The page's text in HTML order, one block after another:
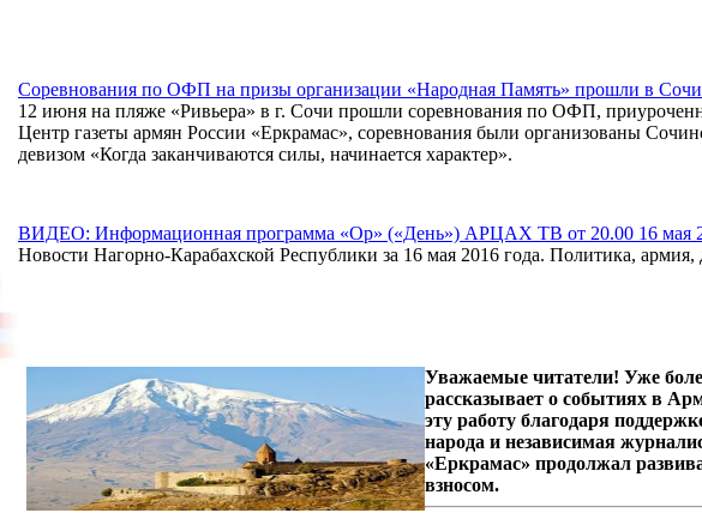
Соревнования по ОФП на призы организации «Народная Память» прошли в Сочи
12 июня на пляже «Ривьера» в г. Сочи прошли соревнования по ОФП,
Центр газеты армян России «Еркрамас», соревнования были организованы
девизом «Когда заканчиваются силы, начинается характер».
ВИДЕО: Информационная программа «Ор» («День») АРЦАХ ТВ от 20.00 16 мая
Новости Нагорно-Карабахской Республики за 16 мая 2016 года. Политика, армия,
Уважаемые читатели! Уже
рассказывает о событиях в
эту работу благодаря
народа и независимая
«Еркрамас» продолжал
взносом.